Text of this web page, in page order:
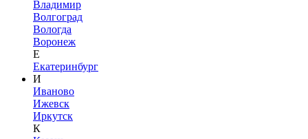
Владимир
Волгоград
Вологда
Воронеж
Е
Екатеринбург
И
Иваново
Ижевск
Иркутск
К